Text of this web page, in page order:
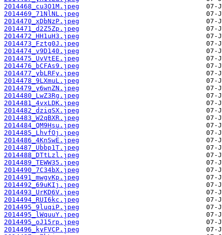
2014468_cu3O1M.jpeg
2014469_71NlNL.jpeg
2014470_xDbNzP.jpeg
2014471_d2Z5Zp.jpeg
2014472_HH1uH3.jpeg
2014473_Fztg0J.jpeg
2014474_v9D140.jpeg
2014475_UvVtEE.jpeg
2014476_bCFAs9.jpeg
2014477_ybLRFy.jpeg
2014478_9LXmuL.jpeg
2014479_y6wnZN.jpeg
2014480_LwZ3Rg.jpeg
2014481_4vxLDK.jpeg
2014482_dziqSX.jpeg
2014483_W2qBXR.jpeg
2014484_QM9Hsu.jpeg
2014485_LhvfOj.jpeg
2014486_4KnSwE.jpeg
2014487_Ubbp1T.jpeg
2014488_DTtLzl.jpeg
2014489_TEWW35.jpeg
2014490_7C34bX.jpeg
2014491_mwgvKp.jpeg
2014492_69uKIj.jpeg
2014493_UrKD6V.jpeg
2014494_RUI6kc.jpeg
2014495_9luqiP.jpeg
2014495_lWquuY.jpeg
2014495_oJ15rp.jpeg
2014496_kyFVCP.jpeg